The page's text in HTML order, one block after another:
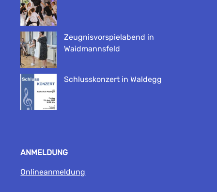
Zeugnisvorspielabend in
Waidmannsfeld
Schlusskonzert in Waldegg
ANMELDUNG
Onlineanmeldung